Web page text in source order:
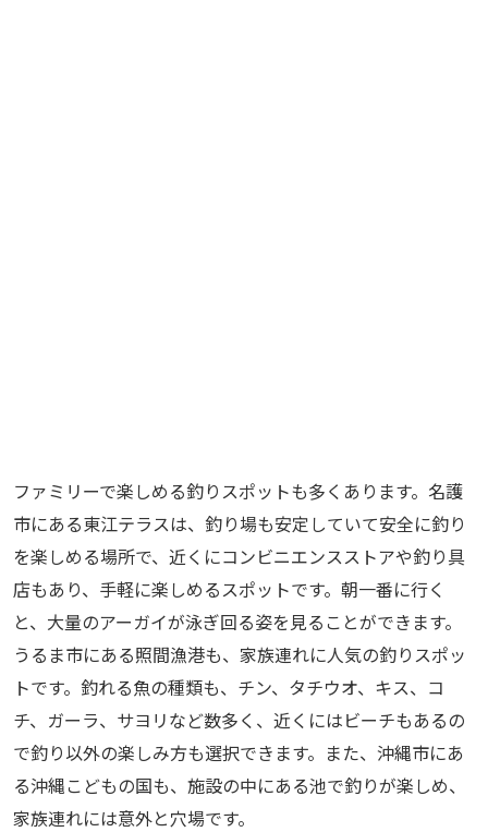
ファミリーで楽しめる釣りスポットも多くあります。名護
市にある東江テラスは、釣り場も安定していて安全に釣り
を楽しめる場所で、近くにコンビニエンスストアや釣り具
店もあり、手軽に楽しめるスポットです。朝一番に行く
と、大量のアーガイが泳ぎ回る姿を見ることができます。
うるま市にある照間漁港も、家族連れに人気の釣りスポッ
トです。釣れる魚の種類も、チン、タチウオ、キス、コ
チ、ガーラ、サヨリなど数多く、近くにはビーチもあるの
で釣り以外の楽しみ方も選択できます。また、沖縄市にあ
る沖縄こどもの国も、施設の中にある池で釣りが楽しめ、
家族連れには意外と穴場です。